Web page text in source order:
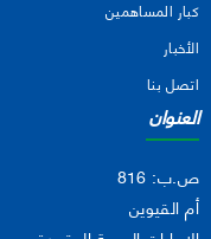
كبار المساهمين
الأخبار
اتصل بنا
العنوان
ص.ب: 816
أم القيوين